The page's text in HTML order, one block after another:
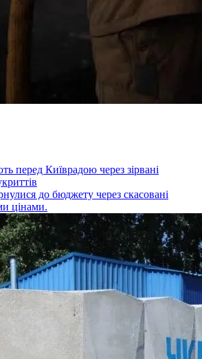
перед Київрадою через зірвані
до бюджету через скасовані
цінами.